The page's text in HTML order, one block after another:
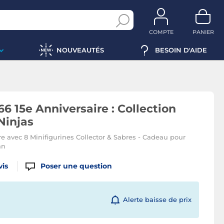
COMPTE PANIER
NOUVEAUTÉS BESOIN D'AIDE
15e Anniversaire : Collection
avec 8 Minifigurines Collector & Sabres - Cadeau pour
Poser une question
Alerte baisse de prix